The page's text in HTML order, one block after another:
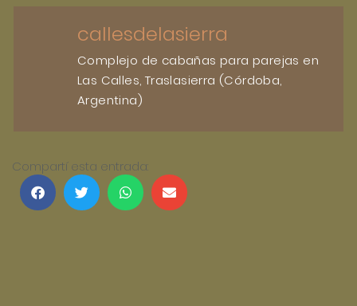
callesdelasierra
Complejo de cabañas para parejas en
Las Calles, Traslasierra (Córdoba,
Argentina)
Compartí esta entrada: